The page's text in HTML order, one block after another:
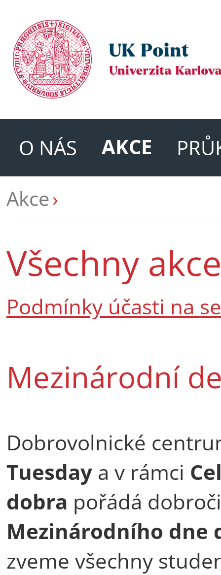
O NÁS AKCE
Akce
Všechny akce
Podmínky účasti na
Mezinárodní
Dobrovolnické
Tuesday a v rámci
dobra pořádá
Mezinárodního dne
zveme všechny